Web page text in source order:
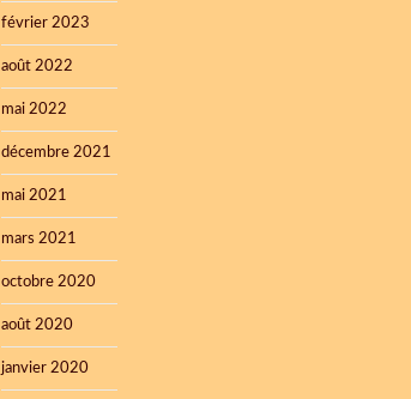
février 2023
août 2022
mai 2022
décembre 2021
mai 2021
mars 2021
octobre 2020
août 2020
janvier 2020